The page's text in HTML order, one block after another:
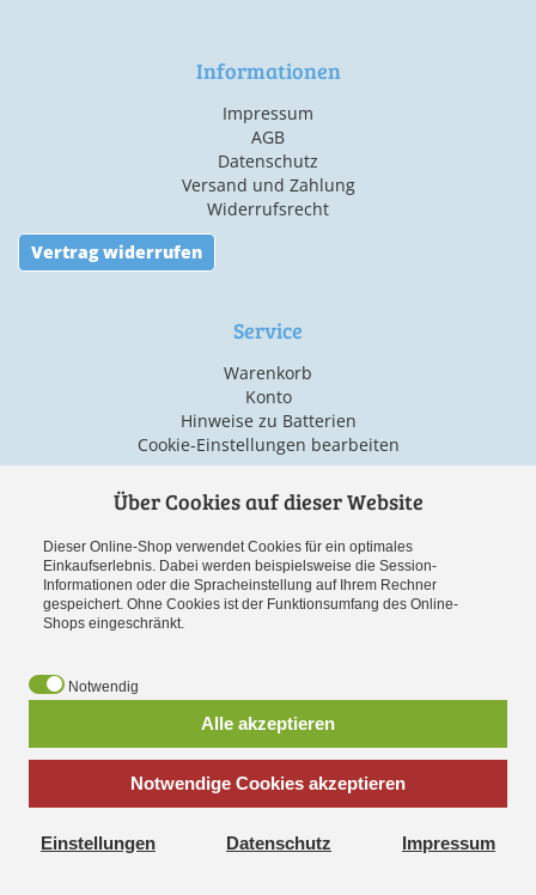
Cookies erleichtern die Bereitstellung unserer Dienste. Mit der
Informationen
Impressum
AGB
Datenschutz
Versand und Zahlung
Widerrufsrecht
Vertrag widerrufen
Service
Warenkorb
Konto
Hinweise zu Batterien
Cookie-Einstellungen bearbeiten
Vorauskasse
*inkl. MwSt., zzgl.Versandkosten
Über Cookies auf dieser Website
Dieser Online-Shop verwendet Cookies für ein optimales
Einkaufserlebnis. Dabei werden beispielsweise die Session-
Informationen oder die Spracheinstellung auf Ihrem Rechner
gespeichert. Ohne Cookies ist der Funktionsumfang des Online-
Shops eingeschränkt.
Notwendig
Alle akzeptieren
Notwendige Cookies akzeptieren
Einstellungen Datenschutz Impressum